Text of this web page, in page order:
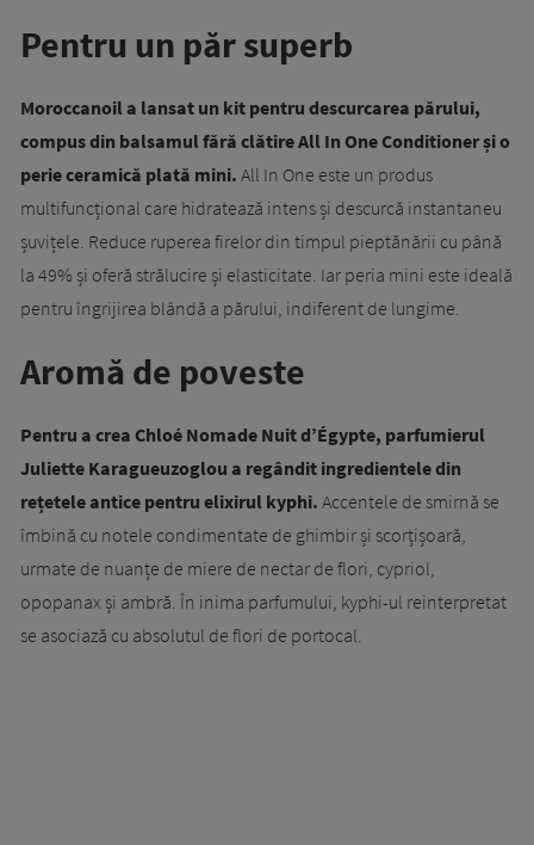
Pentru un păr superb
Moroccanoil a lansat un kit pentru descurcarea părului,
compus din balsamul fără clătire All In One Conditioner și o
perie ceramică plată mini. All In One este un produs
multifuncțional care hidratează intens și descurcă instantaneu
șuvițele. Reduce ruperea firelor din timpul pieptănării cu până
la 49% și oferă strălucire și elasticitate. Iar peria mini este ideală
pentru îngrijirea blândă a părului, indiferent de lungime.
Aromă de poveste
Pentru a crea Chloé Nomade Nuit d’Égypte, parfumierul
Juliette Karagueuzoglou a regândit ingredientele din
rețetele antice pentru elixirul kyphi. Accentele de smirnă se
îmbină cu notele condimentate de ghimbir și scorțișoară,
urmate de nuanțe de miere de nectar de flori, cypriol,
opopanax și ambră. În inima parfumului, kyphi-ul reinterpretat
se asociază cu absolutul de flori de portocal.